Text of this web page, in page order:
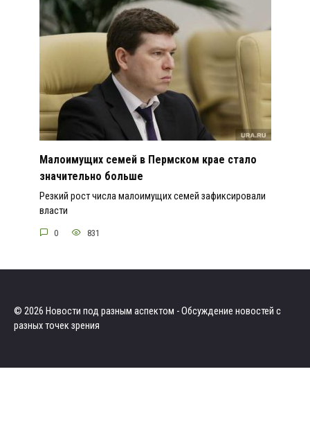
Малоимущих семей в Пермском крае стало
значительно больше
Резкий рост числа малоимущих семей зафиксировали
власти
0 831
© 2026 Новости под разным аспектом - Обсуждение новостей с
разных точек зрения